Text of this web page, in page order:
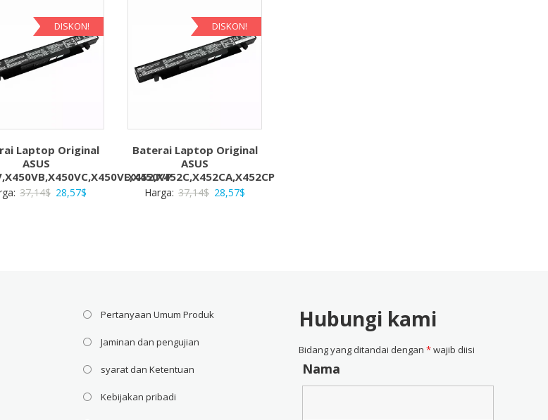
DISKON!
Laptop Original
ASUS
37,14$ Harga
28,57$
DISKON!
Baterai Laptop Original
ASUS
X452,X452C,X452CA,X452CP
Harga: 37,14$ Harga
28,57$
Pertanyaan Umum Produk
Jaminan dan pengujian
syarat dan Ketentuan
Kebijakan pribadi
Hubungi kami
Bidang yang ditandai dengan*wajib diisi
Nama